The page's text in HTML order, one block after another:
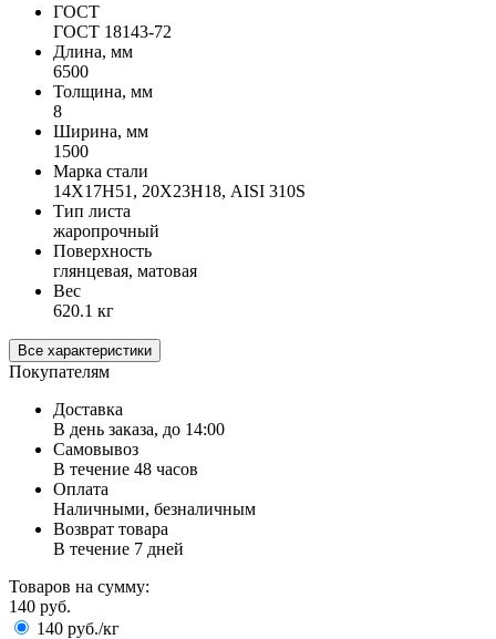
ГОСТ
ГОСТ 18143-72
Длина, мм
6500
Толщина, мм
8
Ширина, мм
1500
Марка стали
14Х17Н51, 20Х23Н18, AISI 310S
Тип листа
жаропрочный
Поверхность
глянцевая, матовая
Вес
620.1 кг
Все характеристики
Покупателям
Доставка
В день заказа, до 14:00
Самовывоз
В течение 48 часов
Оплата
Наличными, безналичным
Возврат товара
В течение 7 дней
Товаров на сумму:
140 руб.
140 руб./кг